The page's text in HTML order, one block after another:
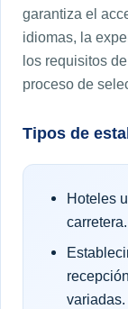
garantiza el
idiomas, la
los requisitos
proceso de
Tipos de
Hoteles
carretera.
variadas.